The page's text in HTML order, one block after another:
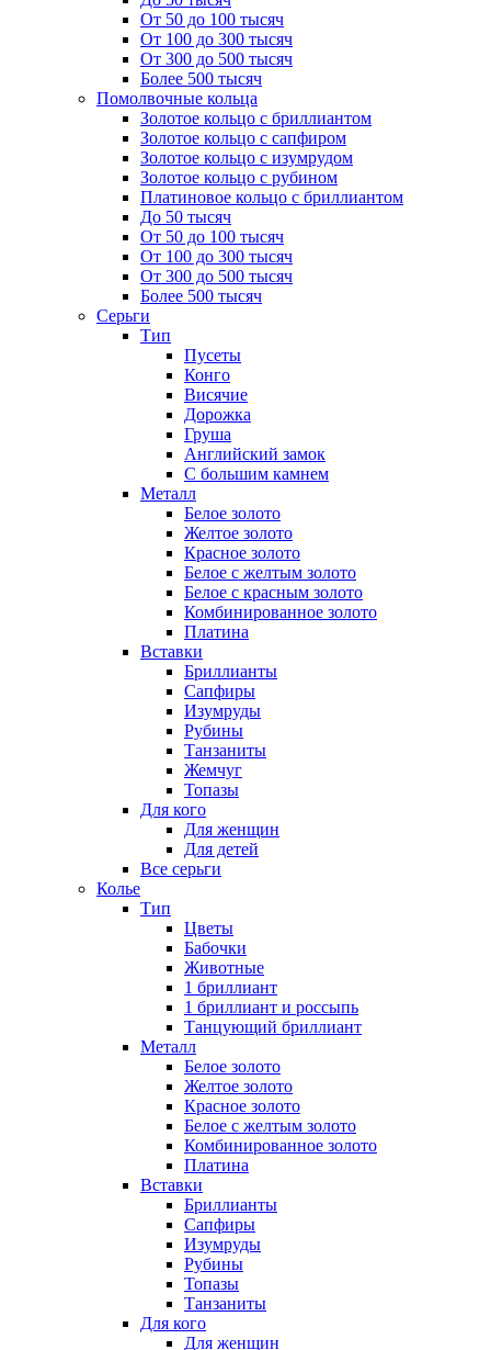
От 50 до 100 тысяч
От 100 до 300 тысяч
От 300 до 500 тысяч
Более 500 тысяч
Помолвочные кольца
Золотое кольцо с бриллиантом
Золотое кольцо с сапфиром
Золотое кольцо с изумрудом
Золотое кольцо с рубином
Платиновое кольцо с бриллиантом
До 50 тысяч
От 50 до 100 тысяч
От 100 до 300 тысяч
От 300 до 500 тысяч
Более 500 тысяч
Серьги
Тип
Пусеты
Конго
Висячие
Дорожка
Груша
Английский замок
С большим камнем
Металл
Белое золото
Желтое золото
Красное золото
Белое с желтым золото
Белое с красным золото
Комбинированное золото
Платина
Вставки
Бриллианты
Сапфиры
Изумруды
Рубины
Танзаниты
Жемчуг
Топазы
Для кого
Для женщин
Для детей
Все серьги
Колье
Тип
Цветы
Бабочки
Животные
1 бриллиант
1 бриллиант и россыпь
Танцующий бриллиант
Металл
Белое золото
Желтое золото
Красное золото
Белое с желтым золото
Комбинированное золото
Платина
Вставки
Бриллианты
Сапфиры
Изумруды
Рубины
Топазы
Танзаниты
Для кого
Для женщин